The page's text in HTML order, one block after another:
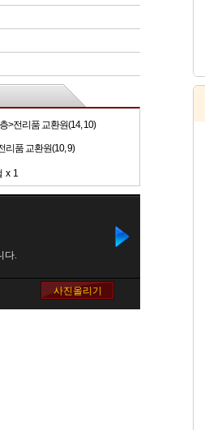
>전리품 교환원(14, 10)
리품 교환원(10, 9)
x 1